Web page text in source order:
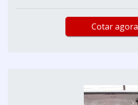
Cotar agora